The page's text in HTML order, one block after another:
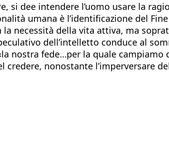
si dee intendere l’uomo usare la
umana è l’identificazione del
necessità della vita attiva, ma
dell’intelletto conduce al
nostra fede…per la quale
credere, nonostante l’imperversare